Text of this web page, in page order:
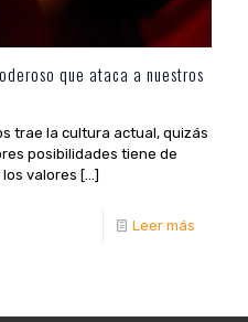
que ataca a nuestros
trae la cultura actual, quizás
posibilidades tiene de
valores […]
Leer más